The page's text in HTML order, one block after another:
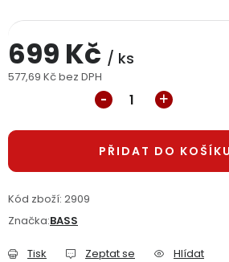
Velkoobchodní spolupráce (B2B)
Hodnocení
Doprava a platba Váš
Reklamační formulář
699 Kč / ks
577,69 Kč bez DPH
PŘIDAT DO KOŠÍKU
Kód zboží: 2909
Značka:BASS
Tisk Zeptat se Hlídat